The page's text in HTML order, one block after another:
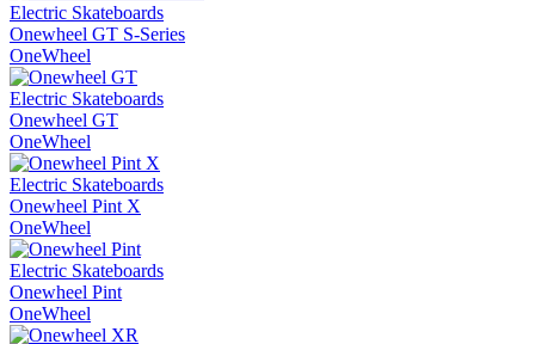
Electric Skateboards
Onewheel GT S-Series
OneWheel
Electric Skateboards
Onewheel GT
OneWheel
Electric Skateboards
Onewheel Pint X
OneWheel
Electric Skateboards
Onewheel Pint
OneWheel